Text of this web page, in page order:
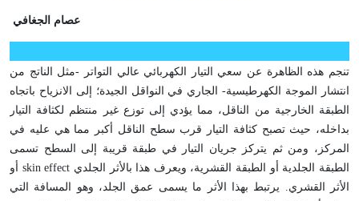
عصام الجغافي
تنجم هذه الظاهرة عن سعي التيار الكهربائي عالي التواتر -مثل الناتج من
انتشار الموجة الكهرطيسية- الجاري في النواقل الجيدة؛ إلى الانزياح باتجاه
الطبقة الخارجية من الناقل، مما يؤدي إلى توزع غير منتظم لكثافة التيار
بداخله، حيث تصبح كثافة التيار قرب سطح الناقل أكبر مما هي عليه في
المركز، ومن ثم يتركز جريان التيار في طبقة قريبة إلى السطح تسمى
الطبقة الجلدية أو الطبقة القشرية، ويعرف هذا بالأثر الجلدي skin effect
أو
الأثر القشري. يرتبط بهذا الأثر ما يسمى عمق الجلد، وهو المسافة التي